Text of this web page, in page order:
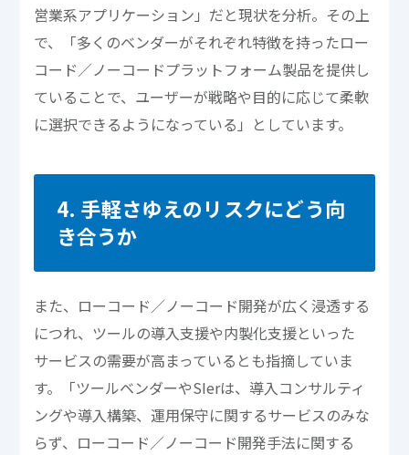
営業系アプリケーション」だと現状を分析。その上
で、「多くのベンダーがそれぞれ特徴を持ったロー
コード／ノーコードプラットフォーム製品を提供し
ていることで、ユーザーが戦略や目的に応じて柔軟
に選択できるようになっている」としています。
4. 手軽さゆえのリスクにどう向
き合うか
また、ローコード／ノーコード開発が広く浸透する
につれ、ツールの導入支援や内製化支援といった
サービスの需要が高まっているとも指摘していま
す。「ツールベンダーやSIerは、導入コンサルティ
ングや導入構築、運用保守に関するサービスのみな
らず、ローコード／ノーコード開発手法に関する